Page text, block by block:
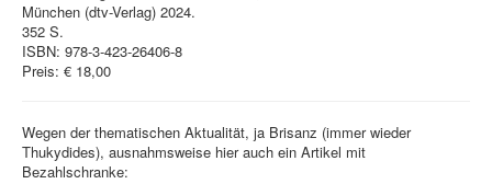
München (dtv-Verlag) 2024.
352 S.
ISBN: 978-3-423-26406-8
Preis: € 18,00
Wegen der thematischen Aktualität, ja Brisanz (immer wieder
Thukydides), ausnahmsweise hier auch ein Artikel mit
Bezahlschranke: